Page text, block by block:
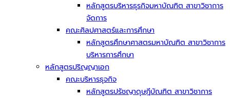
หลักสูตรบริหารธุรกิจมหาบัณฑิต สาขาวิชาการ
จัดการ
คณะศิลปศาสตร์และการศึกษา
หลักสูตรศึกษาศาสตรมหาบัณฑิต สาขาวิชาการ
บริหารการศึกษา
หลักสูตรปริญญาเอก
คณะบริหารธุจกิจ
หลักสูตรปรัชญาดุษฎีบัณฑิต สาขาวิชาการ